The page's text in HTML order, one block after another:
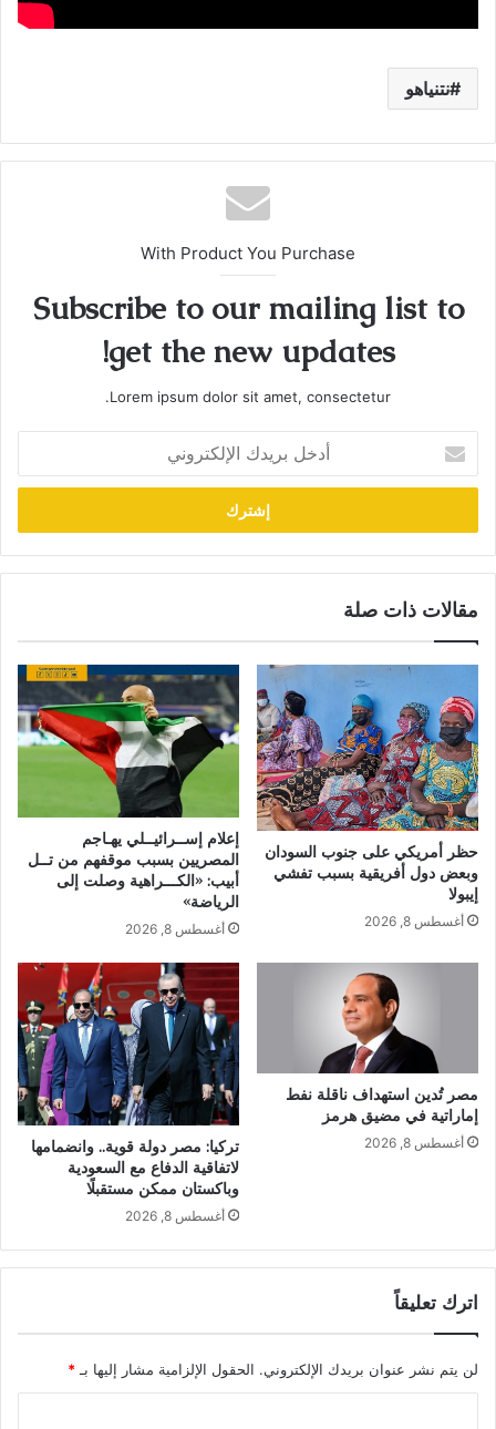
نتنياهو
With Product You Purchase
Subscribe to our mailing list to
get the new updates!
Lorem ipsum dolor sit amet, consectetur.
بريدك
الإلكتروني
مقالات ذات صلة
حظر أمريكي على جنوب السودان
وبعض دول أفريقية بسبب تفشي
إيبولا
أغسطس 8, 2026
إعلام إســرائيــلي يهـاجم
المصريين بسبب موقفهم من تــل
أبيب: «الكـــراهية وصلت إلى
الرياضة»
أغسطس 8, 2026
مصر تُدين استهداف ناقلة نفط
إماراتية في مضيق هرمز
أغسطس 8, 2026
تركيا: مصر دولة قوية.. وانضمامها
لاتفاقية الدفاع مع السعودية
وباكستان ممكن مستقبلًا
أغسطس 8, 2026
اترك تعليقاً
لن يتم نشر عنوان بريدك الإلكتروني. الحقول الإلزامية مشار إليها بـ *